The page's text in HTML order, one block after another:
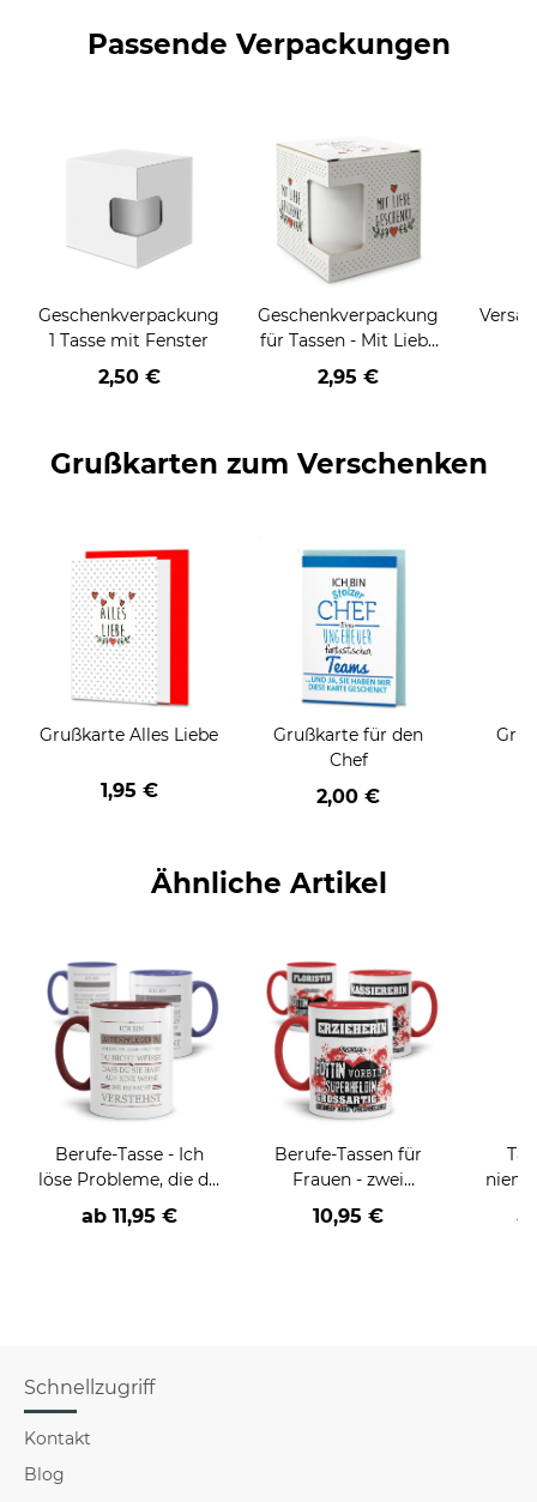
Passende Verpackungen
Geschenkverpackung
1 Tasse mit Fenster
2,50 €
Geschenkverpackung
für Tassen - Mit Liebe
geschenkt
2,95 €
Grußkarten zum Verschenken
Grußkarte Alles Liebe
1,95 €
Grußkarte für den
Chef
2,00 €
Ähnliche Artikel
Berufe-Tasse - Ich
löse Probleme, die du
nicht verstehst -
verschiedene Berufe
ab 11,95 €
Berufe-Tassen für
Frauen - zwei
Farbvarianten
10,95 €
Schnellzugriff
Kontakt
Blog